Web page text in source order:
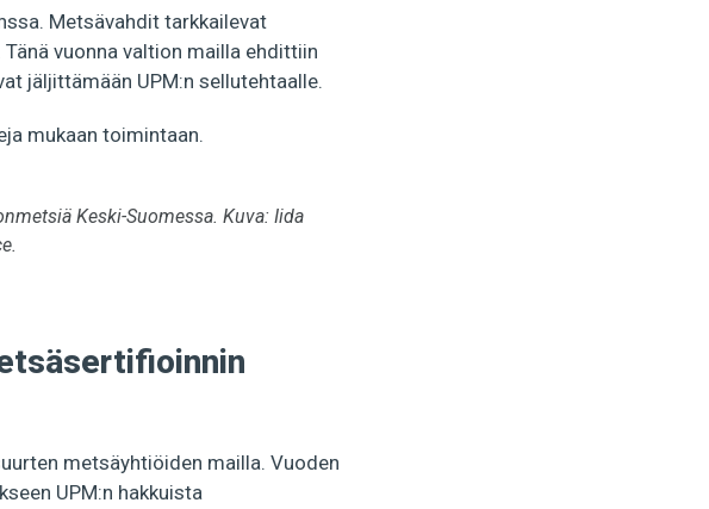
Metsävahdit tarkkailevat
vuonna valtion mailla ehdittiin
jäljittämään UPM:n sellutehtaalle.
mukaan toimintaan.
Keski-Suomessa. Kuva: Iida
metsäyhtiöiden mailla. Vuoden
UPM:n hakkuista